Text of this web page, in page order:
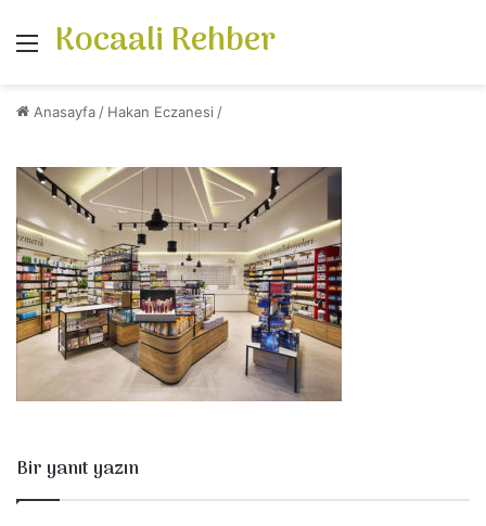
Menü
Kocaali Rehber
Anasayfa / Hakan Eczanesi /
Bir yanıt yazın